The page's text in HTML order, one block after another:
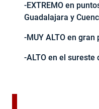
-EXTREMO en
Guadalajara y
-MUY ALTO en
-ALTO en el sureste